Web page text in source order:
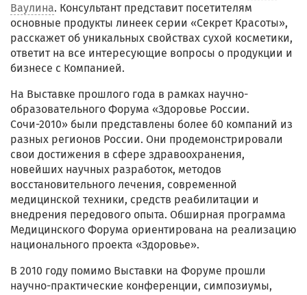
Ваулина. Консультант представит посетителям
основные продукты линеек серии «Секрет Красоты»,
расскажет об уникальных свойствах сухой косметики,
ответит на все интересующие вопросы о продукции и
бизнесе с Компанией.
На Выставке прошлого года в рамках научно-
образовательного Форума «Здоровье России.
Сочи-2010» были представлены более 60 компаний из
разных регионов России. Они продемонстрировали
свои достижения в сфере здравоохранения,
новейших научных разработок, методов
восстановительного лечения, современной
медицинской техники, средств реабилитации и
внедрения передового опыта. Обширная программа
Медицинского Форума ориентирована на реализацию
национального проекта «Здоровье».
В 2010 году помимо Выставки на Форуме прошли
научно-практические конференции, симпозиумы,